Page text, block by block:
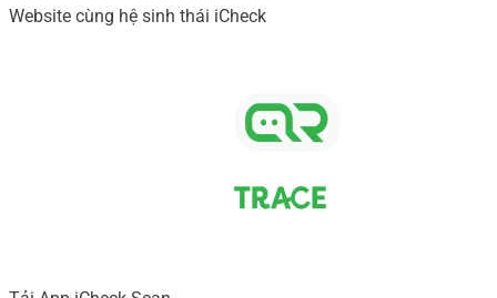
Website cùng hệ sinh thái iCheck